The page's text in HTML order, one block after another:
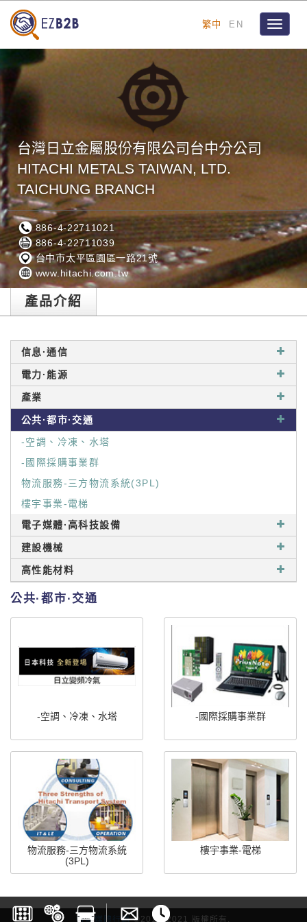
繁中 EN
Toggle
台灣日立金屬股份有限公司台中分公司
HITACHI METALS TAIWAN, LTD.
TAICHUNG BRANCH
886-4-22711021
886-4-22711039
台中市太平區園區一路21號
www.hitachi.com.tw
產品介紹
信息·通信
電力·能源
產業
公共·都市·交通
-空調、冷凍、水塔
-國際採購事業群
物流服務-三方物流系統(3PL)
樓宇事業-電梯
電子媒體·高科技設備
建設機械
高性能材料
公共·都市·交通
-空調、冷凍、水塔 -國際採購事業群
物流服務-三方物流系統
(3PL)
樓宇事業-電梯
雷斯媒體行銷©2017-2021 版權所有.